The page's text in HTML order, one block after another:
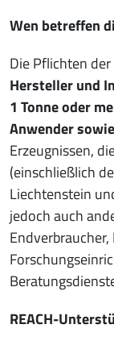
Wen betreffen
Die Pflichten
Hersteller und
1 Tonne oder
Anwender
Erzeugnissen,
(einschließlich
Liechtenstein
jedoch auch
REACH-